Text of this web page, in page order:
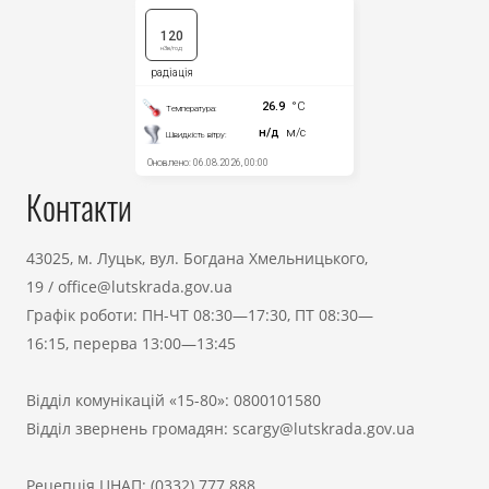
Контакти
43025, м. Луцьк, вул. Богдана Хмельницького,
19 / office@lutskrada.gov.ua
Графік роботи: ПН-ЧТ 08:30—17:30, ПТ 08:30—
16:15, перерва 13:00—13:45
Відділ комунікацій «15-80»: 0800101580
Відділ звернень громадян: scargy@lutskrada.gov.ua